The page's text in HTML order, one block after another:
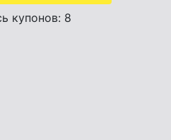
купонов: 8